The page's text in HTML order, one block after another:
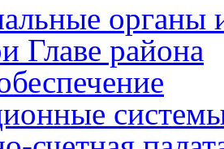
органы
Главе района